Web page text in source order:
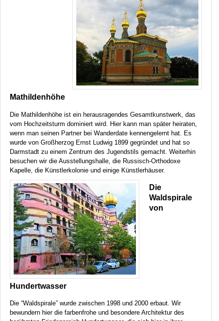
Mathildenhöhe
Die Mathildenhöhe ist ein herausragendes Gesamtkunstwerk, das
vom Hochzeitsturm dominiert wird. Hier kann man später heiraten,
wenn man seinen Partner bei Wanderdate kennengelernt hat. Es
wurde von Großherzog Ernst Ludwig 1899 gegründet und hat so
Darmstadt zu einem Zentrum des Jugendstils gemacht. Weiterhin
besuchen wir die Ausstellungshalle, die Russisch-Orthodoxe
Kapelle, die Künstlerkolonie und einige Künstlerhäuser.
Die
Waldspirale
von
Hundertwasser
Die “Waldspirale” wurde zwischen 1998 und 2000 erbaut. Wir
bewundern hier die farbenfrohe und besondere Architektur des